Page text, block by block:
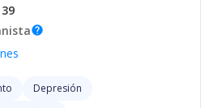
help
Depresión